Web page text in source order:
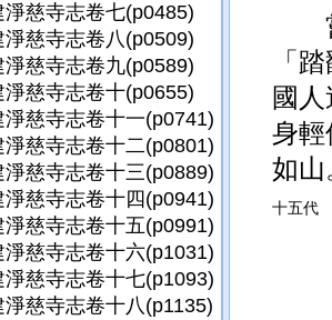
淨慈寺志卷七(p0485)
淨慈寺志卷八(p0509)
淨慈寺志卷九(p0589)
淨慈寺志卷十(p0655)
淨慈寺志卷十一(p0741)
淨慈寺志卷十二(p0801)
淨慈寺志卷十三(p0889)
淨慈寺志卷十四(p0941)
淨慈寺志卷十五(p0991)
淨慈寺志卷十六(p1031)
淨慈寺志卷十七(p1093)
淨慈寺志卷十八(p1135)
「
國
身輕
如山
十五代